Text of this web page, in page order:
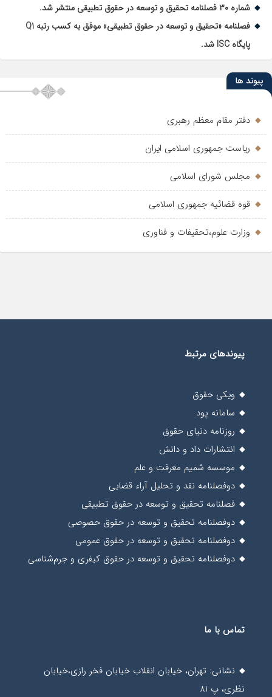
شماره ۳۰ فصلنامه تحقیق و توسعه در حقوق تطبیقی منتشر شد.
فصلنامه «تحقیق و توسعه در حقوق تطبیقی» موفق به کسب رتبه Q1
پایگاه ISC شد.
پیوند ها
دفتر مقام معظم رهبری
ریاست جمهوری اسلامی ایران
مجلس شورای اسلامی
قوه قضائیه جمهوری اسلامی
وزارت علوم،تحقیفات و فناوری
پیوندهای مرتبط
ویکی حقوق
سامانه پود
روزنامه دنیای حقوق
انتشارات داد و دانش
موسسه شمیم معرفت و علم
دوفصلنامه نقد و تحلیل آراء قضایی
فصلنامه تحقیق و توسعه در حقوق تطبیقی
دوفصلنامه تحقیق و توسعه در حقوق حصوصی
دوفصلنامه تحقیق و توسعه در حقوق عمومی
دوفصلنامه تحقیق و توسعه در حقوق کیفری و جرم‌شناسی
تماس با ما
نشانی: تهران، خیابان انقلاب خیابان فخر رازی،خیابان
نظری، پ 81